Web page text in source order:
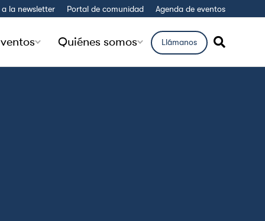
la newsletter Portal de comunidad Agenda de eventos
Quiénes somos Llámanos